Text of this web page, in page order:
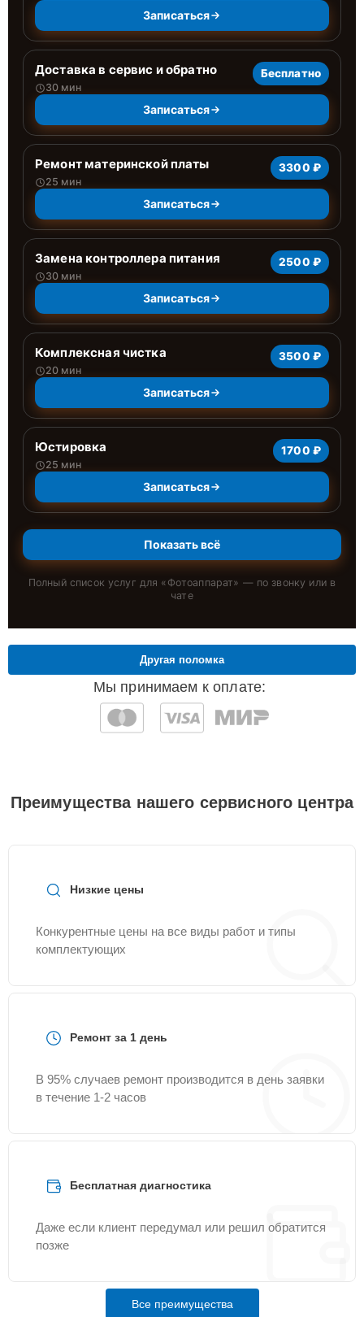
Записаться
Доставка в сервис и обратно
30 мин
Бесплатно
Записаться
Ремонт материнской платы
25 мин
3300 ₽
Записаться
Замена контроллера питания
30 мин
2500 ₽
Записаться
Комплексная чистка
20 мин
3500 ₽
Записаться
Юстировка
25 мин
1700 ₽
Записаться
Показать всё
Полный список услуг для « Фотоаппарат» — по звонку или в
чате
Мы принимаем к оплате:
Другая поломка
Преимущества нашего сервисного центра
Низкие цены
Конкурентные цены на все виды работ и типы
комплектующих
Ремонт за 1 день
В 95% случаев ремонт производится в день заявки
в течение 1-2 часов
Бесплатная диагностика
Даже если клиент передумал или решил обратится
позже
Все преимущества